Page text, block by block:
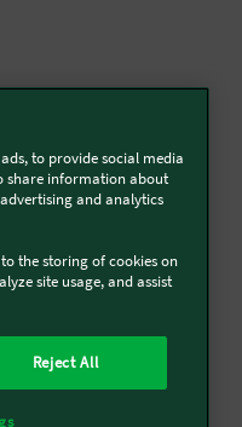
Management s.r.l.
di Accessibilità
to provide social media
share information about
and analytics
the storing of cookies on
site usage, and assist
Reject All